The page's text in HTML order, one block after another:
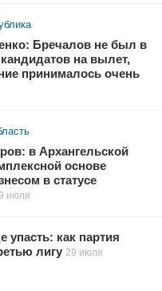
Бречалов не был в
на вылет,
принималось очень
в Архангельской
основе
в статусе
июля
упасть: как партия
лигу 29 июля